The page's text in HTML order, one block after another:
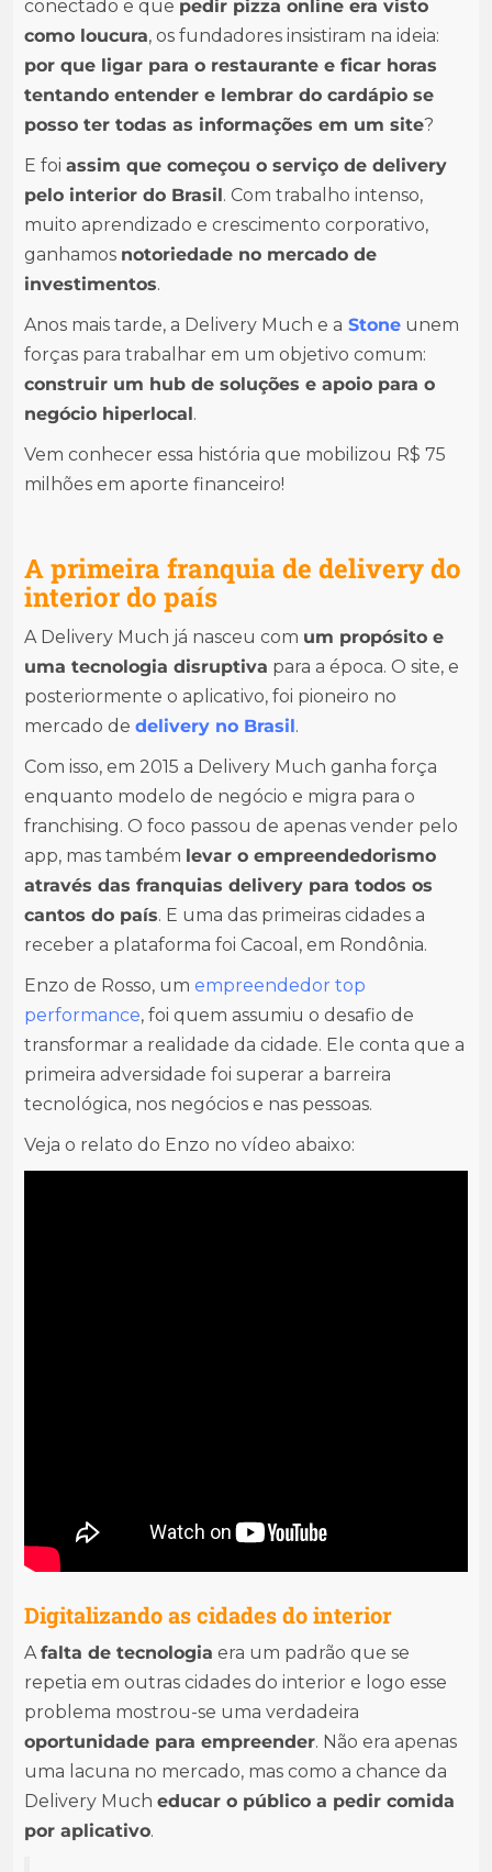
conectado e que pedir pizza online era visto
como loucura, os fundadores insistiram na ideia:
por que ligar para o restaurante e ficar horas
tentando entender e lembrar do cardápio se
posso ter todas as informações em um site?
E foi assim que começou o serviço de delivery
pelo interior do Brasil . Com trabalho intenso,
muito aprendizado e crescimento corporativo,
ganhamos notoriedade no mercado de
investimentos.
Anos mais tarde, a Delivery Much e a Stone unem
forças para trabalhar em um objetivo comum:
construir um hub de soluções e apoio para o
negócio hiperlocal .
Vem conhecer essa história que mobilizou R$ 75
milhões em aporte financeiro!
A primeira franquia de delivery do
interior do país
A Delivery Much já nasceu com um propósito e
uma tecnologia disruptiva para a época. O site, e
posteriormente o aplicativo, foi pioneiro no
mercado de delivery no Brasil .
Com isso, em 2015 a Delivery Much ganha força
enquanto modelo de negócio e migra para o
franchising. O foco passou de apenas vender pelo
app, mas também levar o empreendedorismo
através das franquias delivery para todos os
cantos do país. E uma das primeiras cidades a
receber a plataforma foi Cacoal, em Rondônia.
Enzo de Rosso, um empreendedor top
performance, foi quem assumiu o desafio de
transformar a realidade da cidade. Ele conta que a
primeira adversidade foi superar a barreira
tecnológica, nos negócios e nas pessoas.
Veja o relato do Enzo no vídeo abaixo:
Digitalizando as cidades do interior
Afalta de tecnologia era um padrão que se
repetia em outras cidades do interior e logo esse
problema mostrou-se uma verdadeira
oportunidade para empreender. Não era apenas
uma lacuna no mercado, mas como a chance da
Delivery Much educar o público a pedir comida
por aplicativo.